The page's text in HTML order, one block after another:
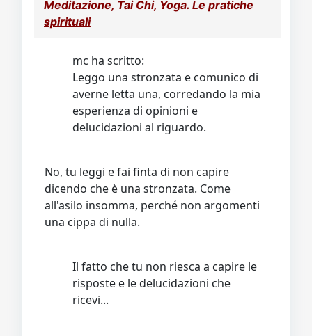
Meditazione, Tai Chi, Yoga. Le pratiche
spirituali
mc ha scritto:
Leggo una stronzata e comunico di
averne letta una, corredando la mia
esperienza di opinioni e
delucidazioni al riguardo.
No, tu leggi e fai finta di non capire
dicendo che è una stronzata. Come
all'asilo insomma, perché non argomenti
una cippa di nulla.
Il fatto che tu non riesca a capire le
risposte e le delucidazioni che
ricevi...